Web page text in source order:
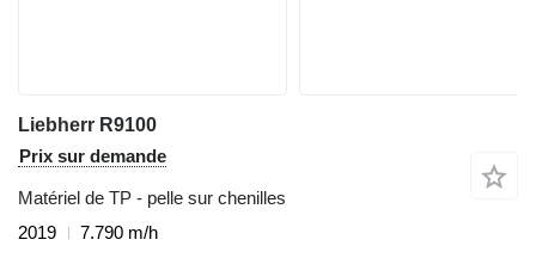
Liebherr R9100
Prix sur demande
Matériel de TP - pelle sur chenilles
2019
7.790 m/h